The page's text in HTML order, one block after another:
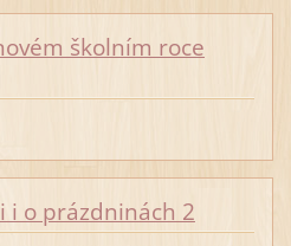
školním roce
i o prázdninách 2